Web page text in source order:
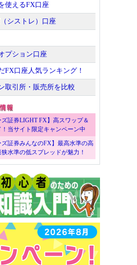
使えるFX口座
シストレ）口座
プション口座
FX口座人気ランキング！
取引所・販売所を比較
ズ証券LIGHT FX】高スワップ＆
当サイト限定キャンペーン中
ズ証券みんなのFX】最高水準の高
水準の低スプレッドが魅力！